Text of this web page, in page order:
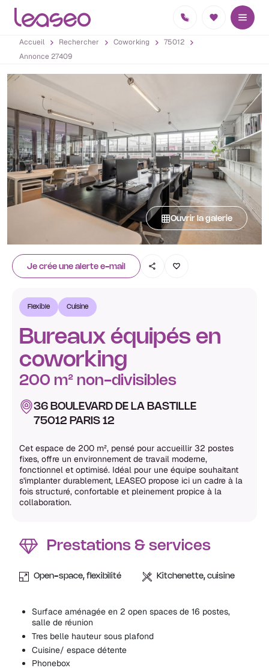
Accueil Rechercher Coworking
75012
Annonce 27409
Ouvrir la galerie
Je crée une alerte e-mail
Flexible Cuisine
Bureaux équipés en
coworking
200 m² non-divisibles
36 BOULEVARD DE LA BASTILLE
75012 PARIS 12
Cet espace de 200 m², pensé pour accueillir 32 postes
fixes, offre un environnement de travail moderne,
fonctionnel et optimisé. Idéal pour une équipe souhaitant
s'implanter durablement, LEASEO propose ici un cadre à la
fois structuré, confortable et pleinement propice à la
collaboration.
Prestations & services
Open-space, flexibilité Kitchenette, cuisine
Surface aménagée en 2 open spaces de 16 postes,
salle de réunion
Tres belle hauteur sous plafond
Cuisine/ espace détente
Phonebox